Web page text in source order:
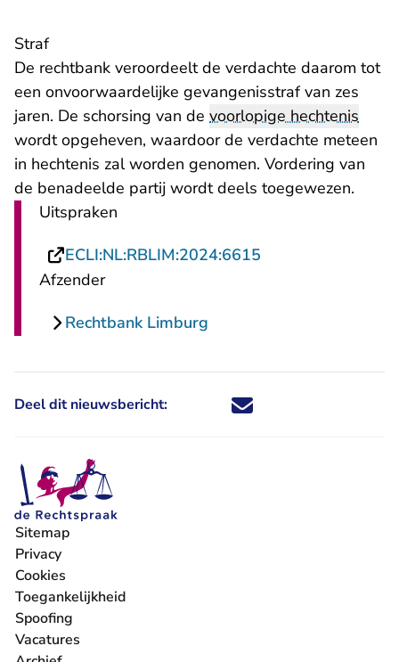
Straf
De rechtbank veroordeelt de verdachte daarom tot
een onvoorwaardelijke gevangenisstraf van zes
jaren. De schorsing van de voorlopige hechtenis
wordt opgeheven, waardoor de verdachte meteen
in hechtenis zal worden genomen. Vordering van
de benadeelde partij wordt deels toegewezen.
Uitspraken
ECLI:NL:RBLIM:2024:6615
Afzender
Rechtbank Limburg
Deel dit nieuwsbericht: Deel dit nieuwsbericht via X -
Deel dit nieuwsbericht via
Deel dit nieuwsbericht
Deel dit
Sitemap
Privacy
Cookies
Toegankelijkheid
Spoofing
Vacatures
- U verlaat Rechtspraak.nl